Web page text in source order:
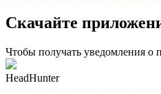
Скачайте
Чтобы получать уведомления о
HeadHunter